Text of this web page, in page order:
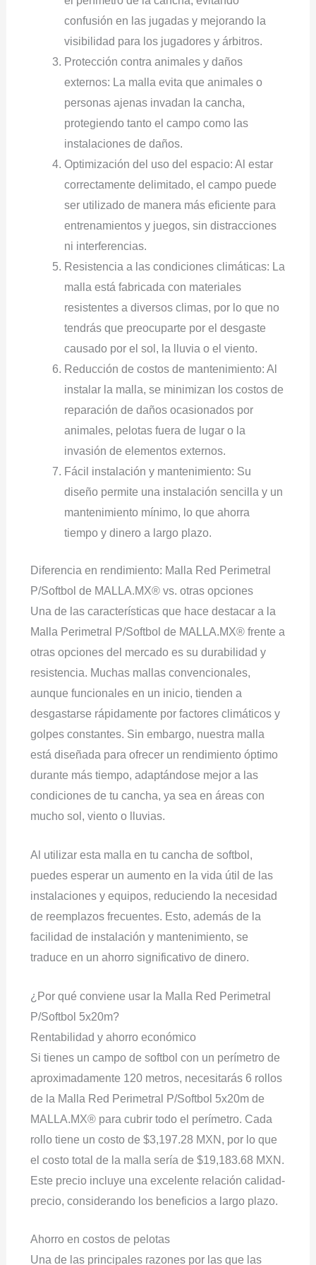
confusión en las jugadas y mejorando la
visibilidad para los jugadores y árbitros.
Protección contra animales y daños
externos: La malla evita que animales o
personas ajenas invadan la cancha,
protegiendo tanto el campo como las
instalaciones de daños.
Optimización del uso del espacio: Al estar
correctamente delimitado, el campo puede
ser utilizado de manera más eficiente para
entrenamientos y juegos, sin distracciones
ni interferencias.
Resistencia a las condiciones climáticas: La
malla está fabricada con materiales
resistentes a diversos climas, por lo que no
tendrás que preocuparte por el desgaste
causado por el sol, la lluvia o el viento.
Reducción de costos de mantenimiento: Al
instalar la malla, se minimizan los costos de
reparación de daños ocasionados por
animales, pelotas fuera de lugar o la
invasión de elementos externos.
Fácil instalación y mantenimiento: Su
diseño permite una instalación sencilla y un
mantenimiento mínimo, lo que ahorra
tiempo y dinero a largo plazo.
Diferencia en rendimiento: Malla Red Perimetral
P/Softbol de MALLA.MX® vs. otras opciones
Una de las características que hace destacar a la
Malla Perimetral P/Softbol de MALLA.MX® frente a
otras opciones del mercado es su durabilidad y
resistencia. Muchas mallas convencionales,
aunque funcionales en un inicio, tienden a
desgastarse rápidamente por factores climáticos y
golpes constantes. Sin embargo, nuestra malla
está diseñada para ofrecer un rendimiento óptimo
durante más tiempo, adaptándose mejor a las
condiciones de tu cancha, ya sea en áreas con
mucho sol, viento o lluvias.
Al utilizar esta malla en tu cancha de softbol,
puedes esperar un aumento en la vida útil de las
instalaciones y equipos, reduciendo la necesidad
de reemplazos frecuentes. Esto, además de la
facilidad de instalación y mantenimiento, se
traduce en un ahorro significativo de dinero.
¿Por qué conviene usar la Malla Red Perimetral
P/Softbol 5x20m?
Rentabilidad y ahorro económico
Si tienes un campo de softbol con un perímetro de
aproximadamente 120 metros, necesitarás 6 rollos
de la Malla Red Perimetral P/Softbol 5x20m de
MALLA.MX® para cubrir todo el perímetro. Cada
rollo tiene un costo de $3,197.28 MXN, por lo que
el costo total de la malla sería de $19,183.68 MXN.
Este precio incluye una excelente relación calidad-
precio, considerando los beneficios a largo plazo.
Ahorro en costos de pelotas
Una de las principales razones por las que las